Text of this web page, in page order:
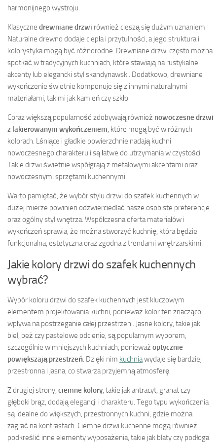
harmonijnego wystroju.
Klasyczne drewniane drzwi również cieszą się dużym uznaniem.
Naturalne drewno dodaje ciepła i przytulności, a jego struktura i
kolorystyka mogą być różnorodne. Drewniane drzwi często można
spotkać w tradycyjnych kuchniach, które stawiają na rustykalne
akcenty lub elegancki styl skandynawski. Dodatkowo, drewniane
wykończenie świetnie komponuje się z innymi naturalnymi
materiałami, takimi jak kamień czy szkło.
Coraz większą popularność zdobywają również nowoczesne drzwi
z lakierowanym wykończeniem, które mogą być w różnych
kolorach. Lśniące i gładkie powierzchnie nadają kuchni
nowoczesnego charakteru i są łatwe do utrzymania w czystości.
Takie drzwi świetnie współgrają z metalowymi akcentami oraz
nowoczesnymi sprzętami kuchennymi.
Warto pamiętać, że wybór stylu drzwi do szafek kuchennych w
dużej mierze powinien odzwierciedlać nasze osobiste preferencje
oraz ogólny styl wnętrza. Współczesna oferta materiałów i
wykończeń sprawia, że można stworzyć kuchnię, która będzie
funkcjonalna, estetyczna oraz zgodna z trendami wnętrzarskimi.
Jakie kolory drzwi do szafek kuchennych
wybrać?
Wybór koloru drzwi do szafek kuchennych jest kluczowym
elementem projektowania kuchni, ponieważ kolor ten znacząco
wpływa na postrzeganie całej przestrzeni. Jasne kolory, takie jak
biel, beż czy pastelowe odcienie, są popularnym wyborem,
szczególnie w mniejszych kuchniach, ponieważ optycznie
powiększają przestrzeń. Dzięki nim kuchniawydaje się bardziej
przestronna i jasna, co stwarza przyjemną atmosferę.
Z drugiej strony, ciemne kolory, takie jak antracyt, granat czy
głęboki brąz, dodają elegancji i charakteru. Tego typu wykończenia
są idealne do większych, przestronnych kuchni, gdzie można
zagrać na kontrastach. Ciemne drzwi kuchenne mogą również
podkreślić inne elementy wyposażenia, takie jak blaty czy podłoga.